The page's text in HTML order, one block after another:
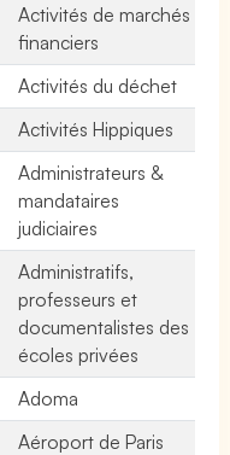
Activités de marchés
financiers
Activités du déchet
Activités Hippiques
Administrateurs &
mandataires
judiciaires
Administratifs,
professeurs et
documentalistes des
écoles privées
Adoma
Aéroport de Paris